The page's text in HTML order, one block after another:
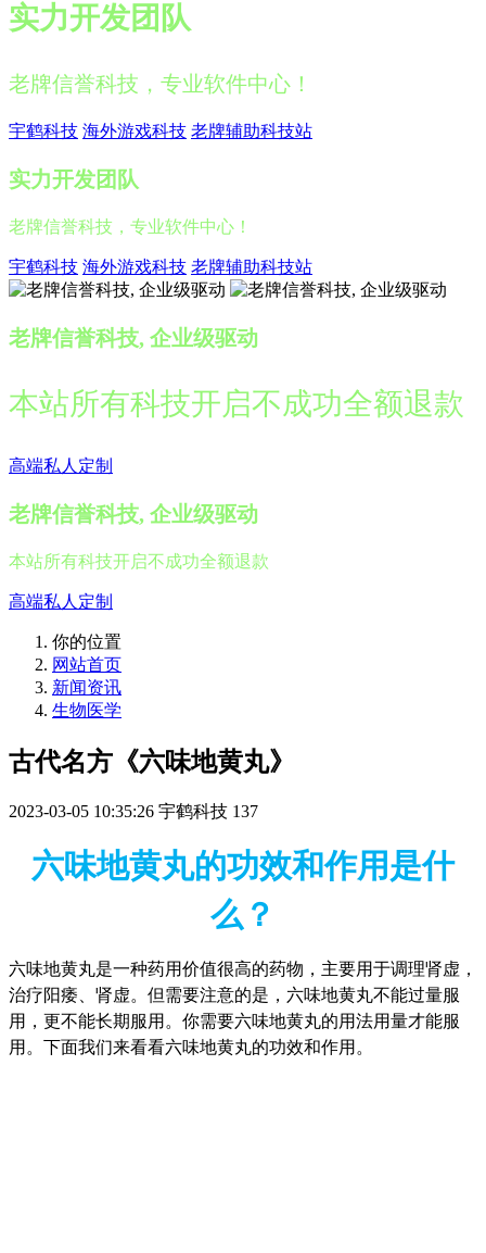
实力开发团队
老牌信誉科技，专业软件中心！
宇鹤科技 海外游戏科技 老牌辅助科技站
实力开发团队
老牌信誉科技，专业软件中心！
宇鹤科技 海外游戏科技 老牌辅助科技站
老牌信誉科技, 企业级驱动
本站所有科技开启不成功全额退款
高端私人定制
老牌信誉科技, 企业级驱动
本站所有科技开启不成功全额退款
高端私人定制
你的位置
网站首页
新闻资讯
生物医学
古代名方《六味地黄丸》
2023-03-05 10:35:26 宇鹤科技 137
六味地黄丸的功效和作用是什
么？
六味地黄丸是一种药用价值很高的药物，主要用于调理肾虚，
治疗阳痿、肾虚。但需要注意的是，六味地黄丸不能过量服
用，更不能长期服用。你需要六味地黄丸的用法用量才能服
用。下面我们来看看六味地黄丸的功效和作用。